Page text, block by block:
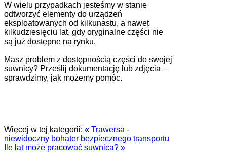
W wielu przypadkach jesteśmy w stanie
odtworzyć elementy do urządzeń
eksploatowanych od kilkunastu, a nawet
kilkudziesięciu lat, gdy oryginalne części nie
są już dostępne na rynku.
Masz problem z dostępnością części do swojej
suwnicy? Prześlij dokumentację lub zdjęcia –
sprawdzimy, jak możemy pomóc.
Więcej w tej kategorii: « Trawersa -
niewidoczny bohater bezpiecznego transportu
Ile lat może pracować suwnica? »